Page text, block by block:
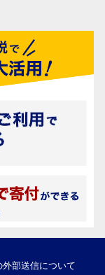
部送信について